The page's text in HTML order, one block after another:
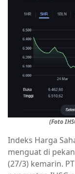
(Foto
Indeks Harga
menguat di
(27/3) kemarin.